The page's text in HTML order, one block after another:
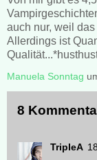
auch nur, weil
Allerdings ist
Manuela Sonntag
8
TripleA